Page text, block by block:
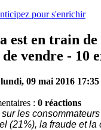
est en train
vendre - 10
lundi, 09 mai 2016 17:35
: 0 réactions
les
(21%), la fraude et la